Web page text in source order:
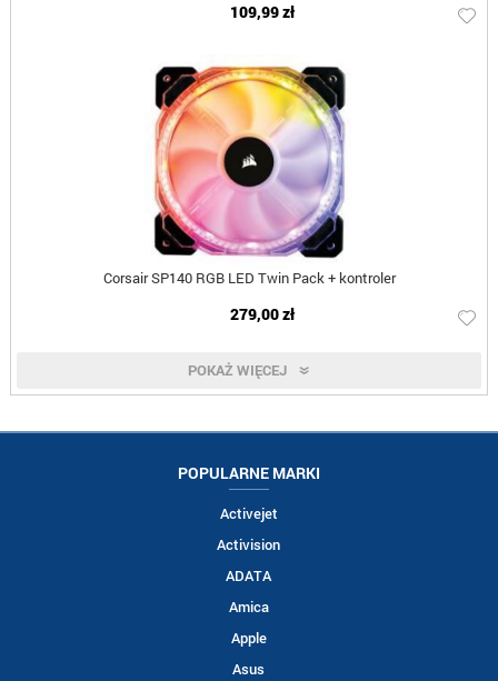
109,99 zł
Corsair SP140 RGB LED Twin Pack + kontroler
279,00 zł
POKAŻ WIĘCEJ
POPULARNE MARKI
Activejet
Activision
ADATA
Amica
Apple
Asus